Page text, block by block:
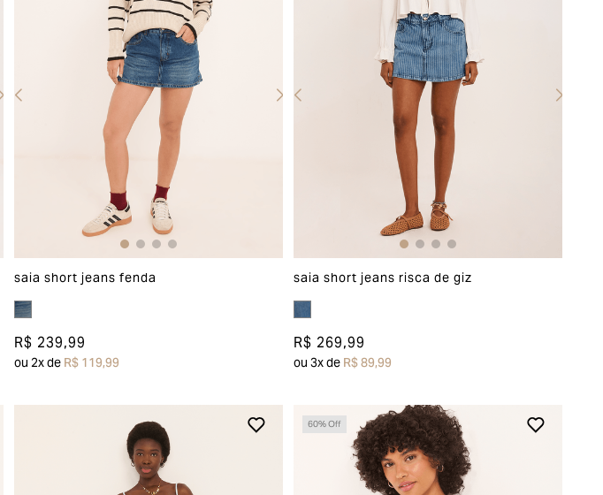
saia short jeans fenda
R$ 239,99
ou2x deR$ 119,99
saia short jeans risca de giz
R$ 269,99
ou3x deR$ 89,99
60% Off